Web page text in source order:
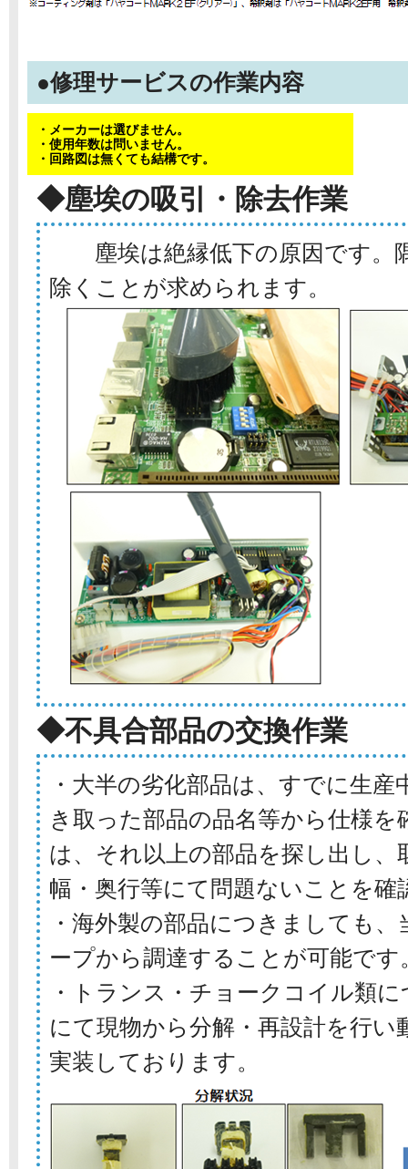
●修理サービスの作業内容
・メーカーは選びません。
・使用年数は問いません。
・回路図は無くても結構です。
◆塵埃の吸引・除去作業
塵埃は絶縁低下の原因です。
除くことが求められます。
◆不具合部品の交換作業
・大半の劣化部品は、すでに生
き取った部品の品名等から仕様を
は、それ以上の部品を探し出し、
幅・奥行等にて問題ないことを確
・海外製の部品につきましても
ープから調達することが可能です
・トランス・チョークコイル類
にて現物から分解・再設計を行い
実装しております。